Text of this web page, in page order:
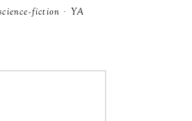
fiction · YA